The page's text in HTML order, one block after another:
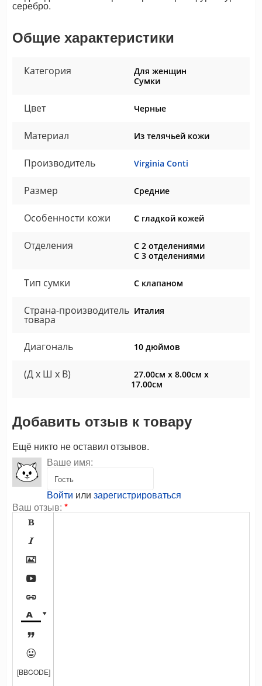
серебро.
Общие характеристики
Категория
Для женщин
Сумки
Цвет Черные
Материал Из телячьей кожи
Производитель Virginia Conti
Размер Средние
Особенности кожи С гладкой кожей
Отделения
С 2 отделениями
С 3 отделениями
Тип сумки С клапаном
Страна-производитель
товара
Италия
Диагональ 10 дюймов
(Д x Ш x В)
27.00см x 8.00см x
17.00см
Добавить отзыв к товару
Ещё никто не оставил отзывов.
Ваше имя:
Войти или зарегистрироваться
Ваш отзыв: *









[BBCODE]